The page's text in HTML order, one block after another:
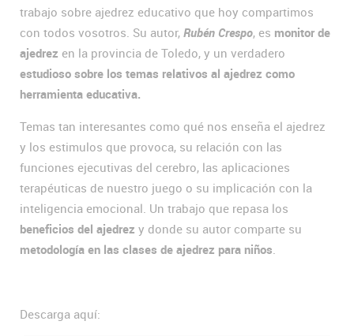
trabajo sobre ajedrez educativo que hoy compartimos
con todos vosotros. Su autor, Rubén Crespo, es monitor de
ajedrez en la provincia de Toledo, y un verdadero
estudioso sobre los temas relativos al ajedrez como
herramienta educativa.
Temas tan interesantes como qué nos enseña el ajedrez
y los estimulos que provoca, su relación con las
funciones ejecutivas del cerebro, las aplicaciones
terapéuticas de nuestro juego o su implicación con la
inteligencia emocional. Un trabajo que repasa los
beneficios del ajedrez y donde su autor comparte su
metodología en las clases de ajedrez para niños.
Descarga aquí: